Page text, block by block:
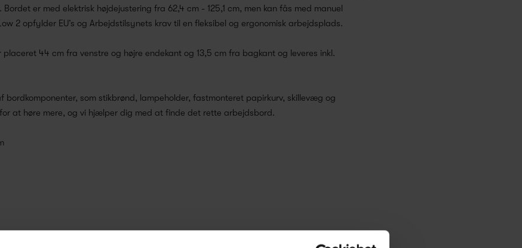
er med elektrisk højdejustering fra 62,4 cm - 125,1 cm, men kan fås med manuel
2 opfylder EU’s og Arbejdstilsynets krav til en fleksibel og ergonomisk arbejdsplads.
44 cm fra venstre og højre endekant og 13,5 cm fra bagkant og leveres inkl.
som stikbrønd, lampeholder, fastmonteret papirkurv, skillevæg og
at høre mere, og vi hjælper dig med at finde det rette arbejdsbord.